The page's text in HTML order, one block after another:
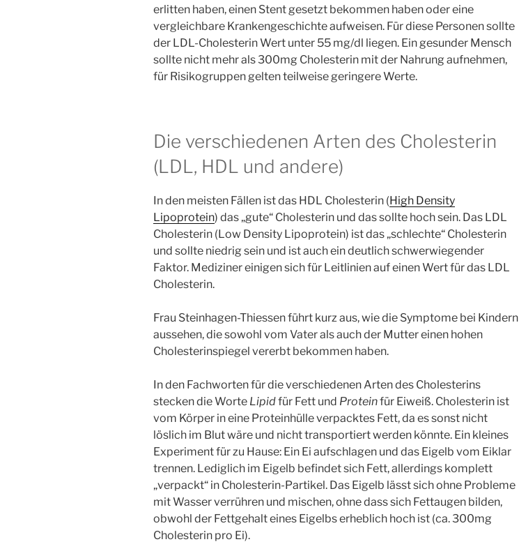
erlitten haben, einen Stent gesetzt bekommen haben oder eine
vergleichbare Krankengeschichte aufweisen. Für diese Personen sollte
der LDL-Cholesterin Wert unter 55 mg/dl liegen. Ein gesunder Mensch
sollte nicht mehr als 300mg Cholesterin mit der Nahrung aufnehmen,
für Risikogruppen gelten teilweise geringere Werte.
Die verschiedenen Arten des Cholesterin
(LDL, HDL und andere)
In den meisten Fällen ist das HDL Cholesterin (High Density
Lipoprotein) das „gute“ Cholesterin und das sollte hoch sein. Das LDL
Cholesterin (Low Density Lipoprotein) ist das „schlechte“ Cholesterin
und sollte niedrig sein und ist auch ein deutlich schwerwiegender
Faktor. Mediziner einigen sich für Leitlinien auf einen Wert für das LDL
Cholesterin.
Frau Steinhagen-Thiessen führt kurz aus, wie die Symptome bei Kindern
aussehen, die sowohl vom Vater als auch der Mutter einen hohen
Cholesterinspiegel vererbt bekommen haben.
In den Fachworten für die verschiedenen Arten des Cholesterins
stecken die Worte Lipidfür Fett und Proteinfür Eiweiß. Cholesterin ist
vom Körper in eine Proteinhülle verpacktes Fett, da es sonst nicht
löslich im Blut wäre und nicht transportiert werden könnte. Ein kleines
Experiment für zu Hause: Ein Ei aufschlagen und das Eigelb vom Eiklar
trennen. Lediglich im Eigelb befindet sich Fett, allerdings komplett
„verpackt“ in Cholesterin-Partikel. Das Eigelb lässt sich ohne Probleme
mit Wasser verrühren und mischen, ohne dass sich Fettaugen bilden,
obwohl der Fettgehalt eines Eigelbs erheblich hoch ist (ca. 300mg
Cholesterin pro Ei).